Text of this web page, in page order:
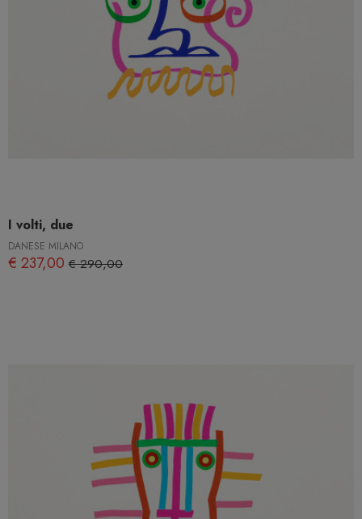
I volti, due
DANESE MILANO
€ 237,00 € 290,00